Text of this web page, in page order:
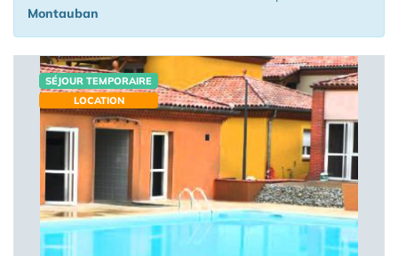
Montauban
SÉJOUR TEMPORAIRE
LOCATION